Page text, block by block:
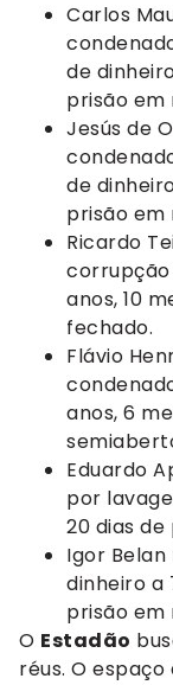
Carlos
de
prisão em
Jesús de
de
prisão em
Ricardo
corrupção
anos, 10
fechado.
Flávio
anos, 6
Eduardo
por
20 dias
Igor
dinheiro a
prisão em
O Estadão
réus. O